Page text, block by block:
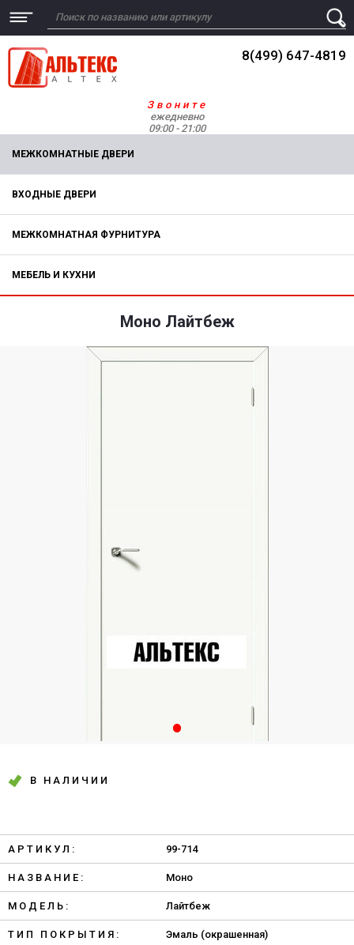
8(499) 647-4819
Звоните
ежедневно
09:00 - 21:00
МЕЖКОМНАТНЫЕ ДВЕРИ
ВХОДНЫЕ ДВЕРИ
МЕЖКОМНАТНАЯ ФУРНИТУРА
МЕБЕЛЬ И КУХНИ
Моно Лайтбеж
В НАЛИЧИИ
АРТИКУЛ: 99-714
НАЗВАНИЕ: Моно
МОДЕЛЬ: Лайтбеж
ТИП ПОКРЫТИЯ: Эмаль (окрашенная)